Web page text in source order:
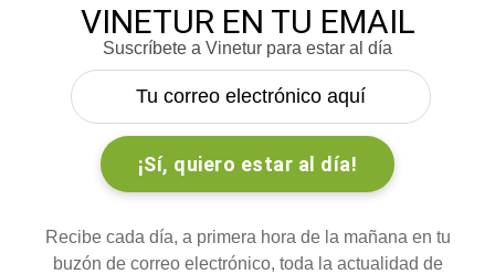
VINETUR EN TU EMAIL
Suscríbete a Vinetur para estar al día
Recibe cada día, a primera hora de la mañana en tu
buzón de correo electrónico, toda la actualidad de